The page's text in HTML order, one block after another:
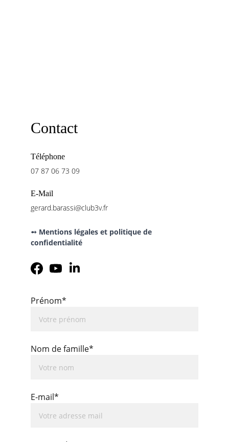
Contact
Téléphone
07 87 06 73 09
E-Mail
gerard.barassi@club3v.fr
Prénom*
Nom de famille*
E-mail*
➻ Mentions légales et politique de
confidentialité